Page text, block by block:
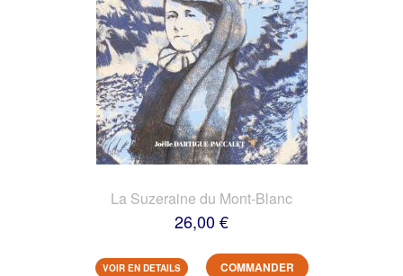
La Suzeraine du Mont-Blanc
26,00 €
VOIR EN DETAILS COMMANDER